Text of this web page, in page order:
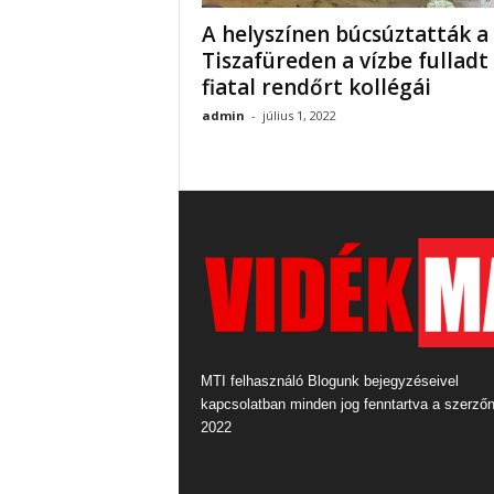
A helyszínen búcsúztatták a
Tiszafüreden a vízbe fulladt
fiatal rendőrt kollégái
admin - július 1, 2022
MTI felhasználó Blogunk bejegyzéseivel
kapcsolatban minden jog fenntartva a
2022